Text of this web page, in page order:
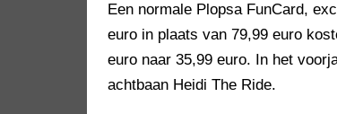
Een normale Plopsa FunCard,
euro in plaats van 79,99 euro
euro naar 35,99 euro. In het
achtbaan Heidi The Ride.